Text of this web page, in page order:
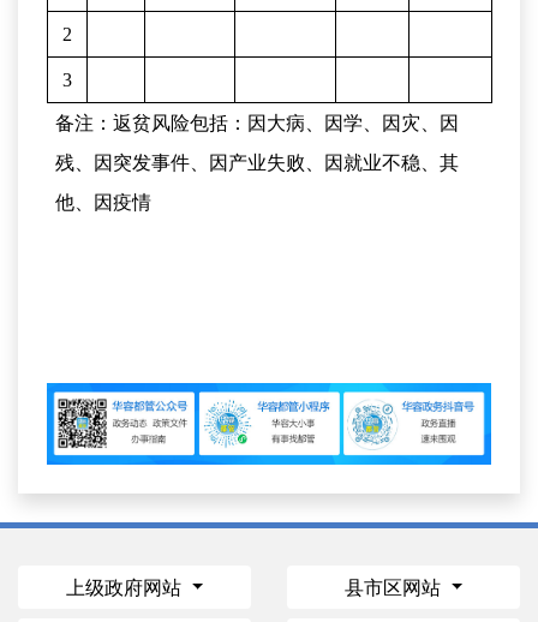
2
3
备注：返贫风险包括：因大病、因学、因灾、因
残、因突发事件、因产业失败、因就业不稳、其
他 、因疫情
上级政府网站 县市区网站